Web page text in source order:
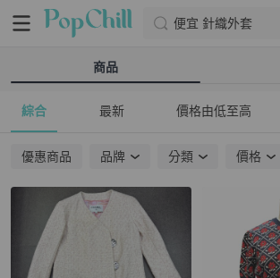
便宜 針織外套
商品
綜合 最新 價格由低至高
優惠商品 品牌 分類 價格